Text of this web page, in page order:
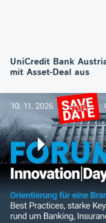
UniCredit Bank
mit Asset-Deal aus